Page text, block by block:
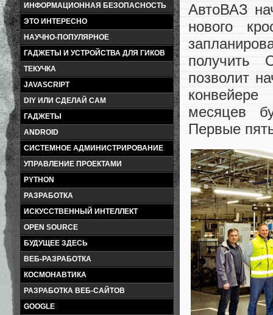
ИНФОРМАЦИОННАЯ БЕЗОПАСНОСТЬ
ЭТО ИНТЕРЕСНО
НАУЧНО-ПОПУЛЯРНОЕ
ГАДЖЕТЫ И УСТРОЙСТВА ДЛЯ ГИКОВ
ТЕКУЧКА
JAVASCRIPT
DIY ИЛИ СДЕЛАЙ САМ
ГАДЖЕТЫ
ANDROID
СИСТЕМНОЕ АДМИНИСТРИРОВАНИЕ
УПРАВЛЕНИЕ ПРОЕКТАМИ
PYTHON
РАЗРАБОТКА
ИСКУССТВЕННЫЙ ИНТЕЛЛЕКТ
OPEN SOURCE
БУДУЩЕЕ ЗДЕСЬ
ВЕБ-РАЗРАБОТКА
КОСМОНАВТИКА
РАЗРАБОТКА ВЕБ-САЙТОВ
GOOGLE
АвтоВАЗ
нового
получить
позволит
месяцев
Первые